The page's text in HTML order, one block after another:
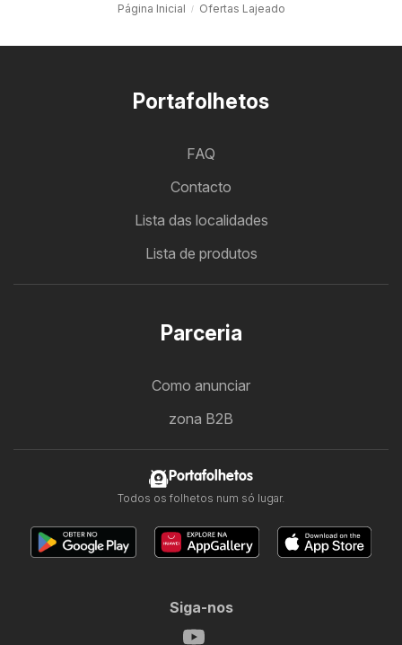
Página Inicial Ofertas Lajeado
Portafolhetos
FAQ
Contacto
Lista das localidades
Lista de produtos
Parceria
Como anunciar
zona B2B
Portafolhetos
Todos os folhetos num só lugar.
Siga-nos